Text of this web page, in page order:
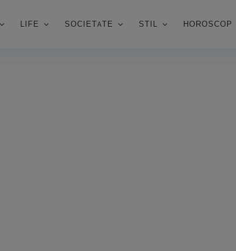
LIFE SOCIETATE STIL HOROSCOP